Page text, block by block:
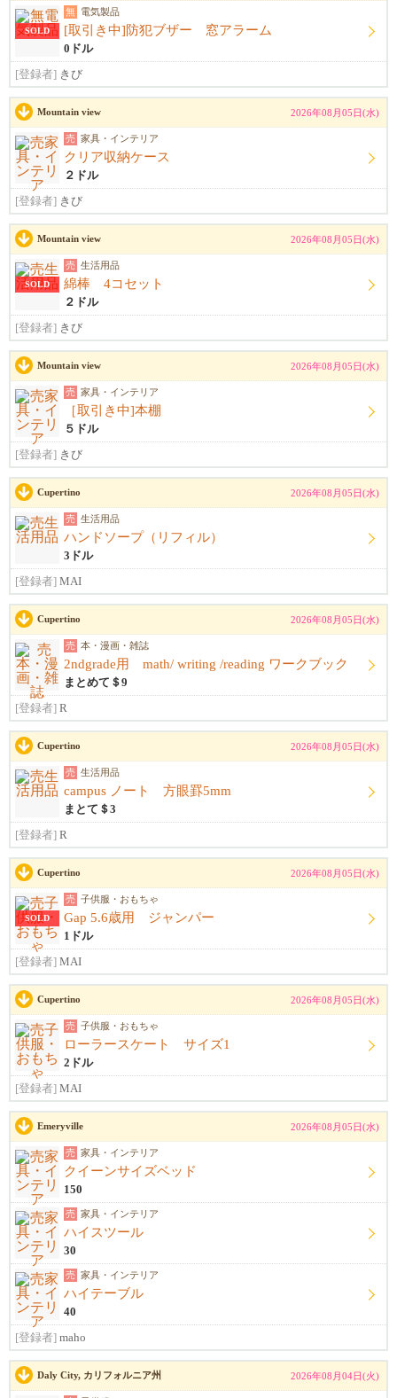
SOLD
無 電気製品
[取引き中]防犯ブザー 窓アラーム
0ドル
[登録者] きび
Mountain view 2026年08月05日(水)
売 家具・インテリア
クリア収納ケース
２ドル
[登録者] きび
Mountain view 2026年08月05日(水)
SOLD
売 生活用品
綿棒 4コセット
２ドル
[登録者] きび
Mountain view 2026年08月05日(水)
売 家具・インテリア
［取引き中]本棚
５ドル
[登録者] きび
Cupertino 2026年08月05日(水)
売 生活用品
ハンドソープ（リフィル）
3ドル
[登録者] MAI
Cupertino 2026年08月05日(水)
売 本・漫画・雑誌
2ndgrade用 math/ writing /reading ワークブック
まとめて＄9
[登録者] R
Cupertino 2026年08月05日(水)
売 生活用品
campus ノート 方眼罫5mm
まとて＄3
[登録者] R
Cupertino 2026年08月05日(水)
SOLD
売 子供服・おもちゃ
Gap 5.6歳用 ジャンパー
1ドル
[登録者] MAI
Cupertino 2026年08月05日(水)
売 子供服・おもちゃ
ローラースケート サイズ1
2ドル
[登録者] MAI
Emeryville 2026年08月05日(水)
売 家具・インテリア
クイーンサイズベッド
150
売 家具・インテリア
ハイスツール
30
売 家具・インテリア
ハイテーブル
40
[登録者] maho
Daly City, カリフォルニア州 2026年08月04日(火)